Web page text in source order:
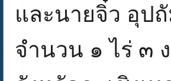
และนายจิ๋ว อุป
จำนวน ๑ ไร่ ๓